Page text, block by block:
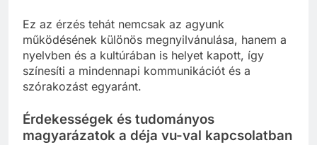
Ez az érzés tehát nemcsak az agyunk
működésének különös megnyilvánulása, hanem a
nyelvben és a kultúrában is helyet kapott, így
színesíti a mindennapi kommunikációt és a
szórakozást egyaránt.
Érdekességek és tudományos
magyarázatok a déja vu-val kapcsolatban